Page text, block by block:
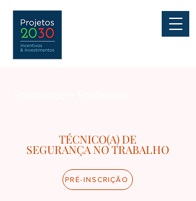
TÉCNICO(A) DE
SEGURANÇA NO TRABALHO
PRÉ-INSCRIÇÃO